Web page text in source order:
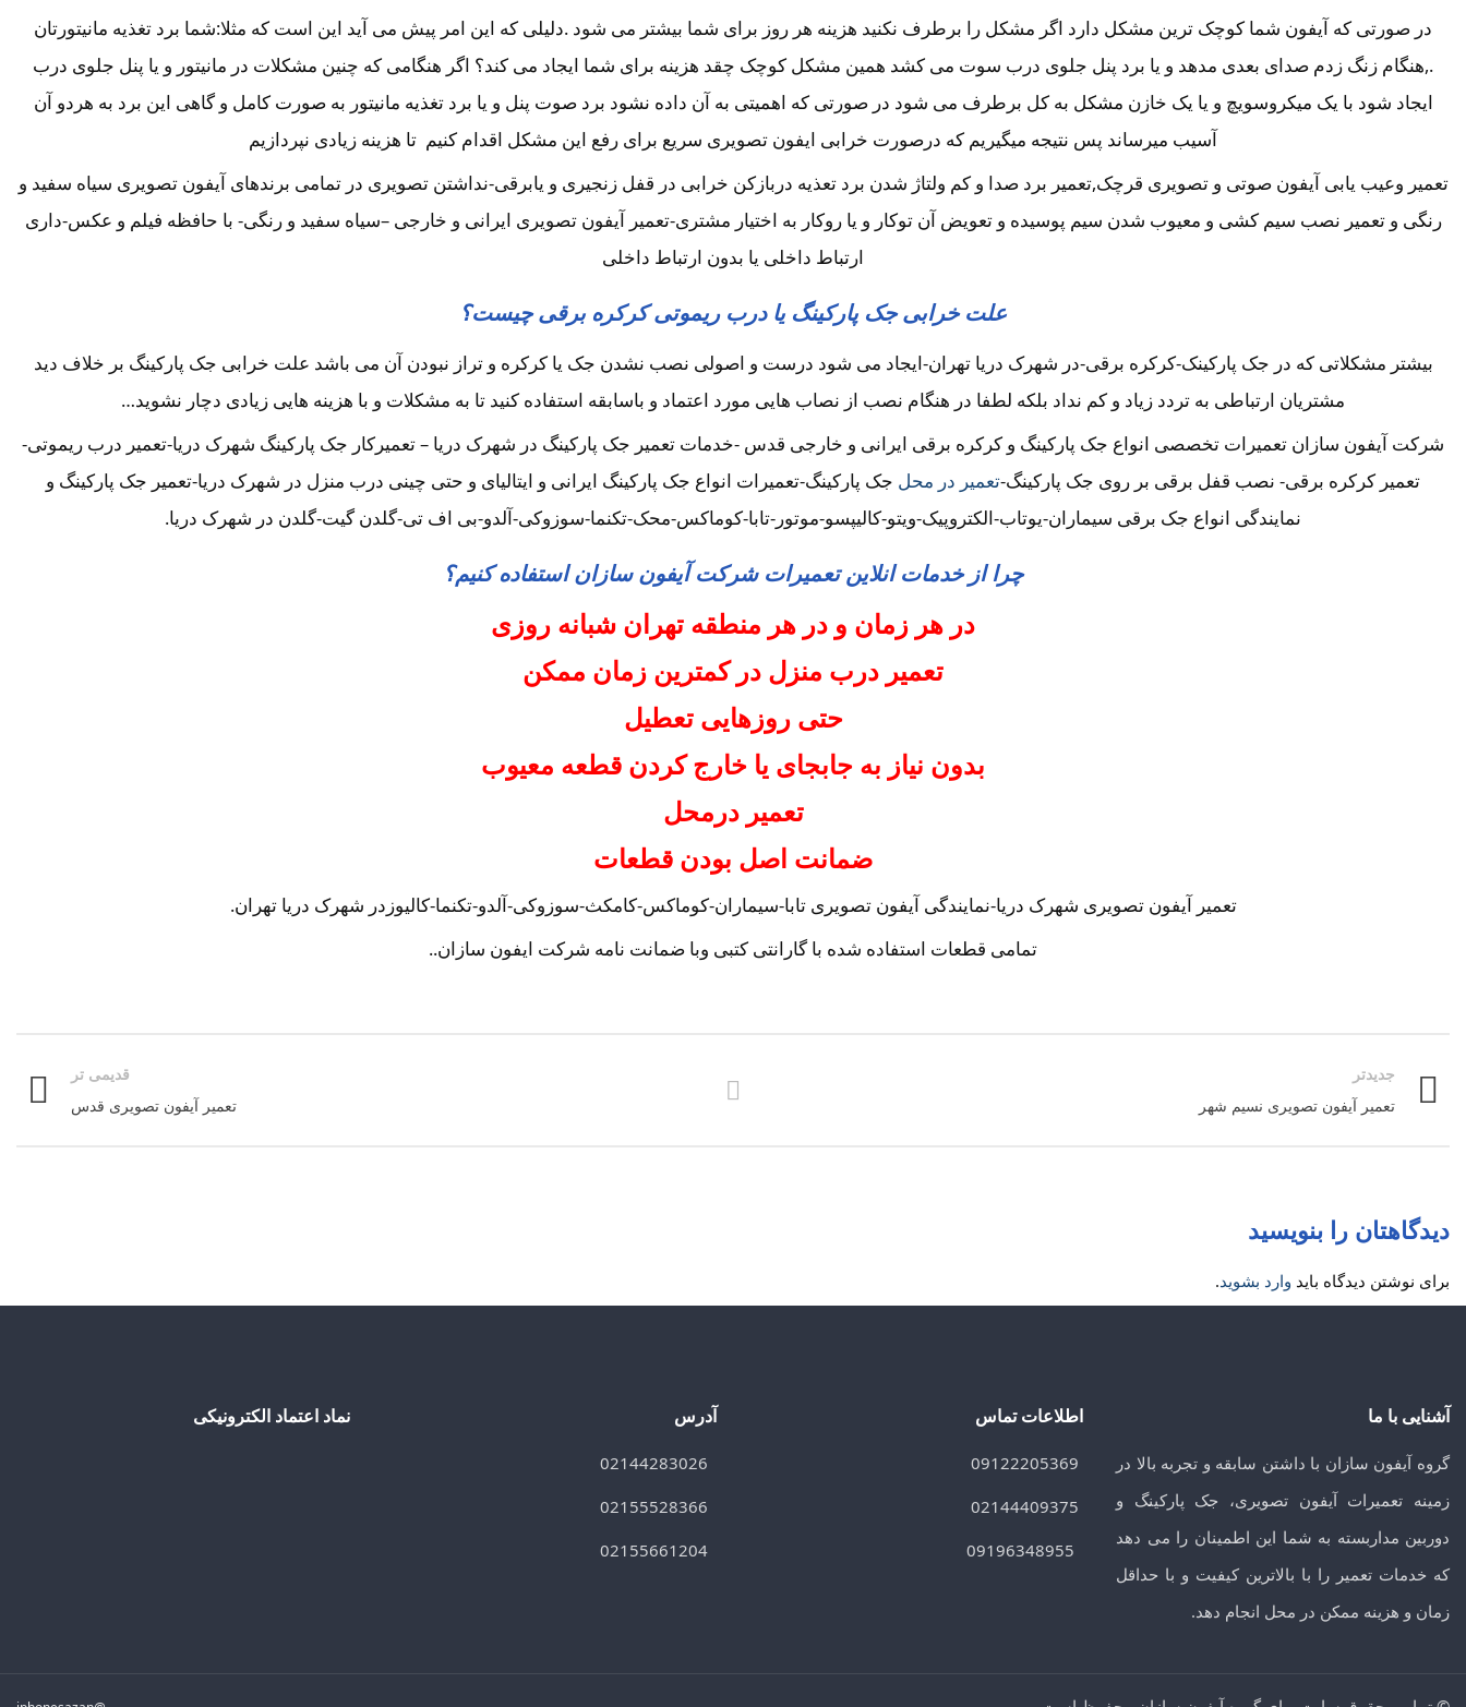
در صورتی که آیفون شما کوچک ترین مشکل دارد اگر مشکل را برطرف نکنید هزینه هر روز برای شما بیشتر می شود .دلیلی که این امر پیش می آید این است که مثلا:شما برد تغذیه مانیتورتان
.,هنگام زنگ زدم صدای بعدی مدهد و یا برد پنل جلوی درب سوت می کشد همین مشکل کوچک چقد هزینه برای شما ایجاد می کند؟ اگر هنگامی که چنین مشکلات در مانیتور و یا پنل جلوی درب
ایجاد شود با یک میکروسویچ و یا یک خازن مشکل به کل برطرف می شود در صورتی که اهمیتی به آن داده نشود برد صوت پنل و یا برد تغذیه مانیتور به صورت کامل و گاهی این برد به هردو آن
آسیب میرساند پس نتیجه میگیریم که درصورت خرابی ایفون تصویری سریع برای رفع این مشکل اقدام کنیم تا هزینه زیادی نپردازیم
تعمیر وعیب یابی آیفون صوتی و تصویری قرچک,تعمیر برد صدا و کم ولتاژ شدن برد تعذیه دربازکن خرابی در قفل زنجیری و یابرقی-نداشتن تصویری در تمامی برندهای آیفون تصویری سیاه سفید و
رنگی و تعمیر نصب سیم کشی و معیوب شدن سیم پوسیده و تعویض آن توکار و یا روکار به اختیار مشتری-تعمیر آیفون تصویری ایرانی و خارجی –سیاه سفید و رنگی- با حافظه فیلم و عکس-داری
ارتباط داخلی یا بدون ارتباط داخلی
علت خرابی جک پارکینگ یا درب ریموتی کرکره برقی چیست؟
بیشتر مشکلاتی که در جک پارکینک-کرکره برقی-در شهرک دریا تهران-ایجاد می شود درست و اصولی نصب نشدن جک یا کرکره و تراز نبودن آن می باشد علت خرابی جک پارکینگ بر خلاف دید
مشتریان ارتباطی به تردد زیاد و کم نداد بلکه لطفا در هنگام نصب از نصاب هایی مورد اعتماد و باسابقه استفاده کنید تا به مشکلات و با هزینه هایی زیادی دچار نشوید…
شرکت آیفون سازان تعمیرات تخصصی انواع جک پارکینگ و کرکره برقی ایرانی و خارجی قدس -خدمات تعمیر جک پارکینگ در شهرک دریا – تعمیرکار جک پارکینگ شهرک دریا-تعمیر درب ریموتی-
تعمیر کرکره برقی- نصب قفل برقی بر روی جک پارکینگ-تعمیر در محل جک پارکینگ-تعمیرات انواع جک پارکینگ ایرانی و ایتالیای و حتی چینی درب منزل در شهرک دریا-تعمیر جک پارکینگ و
نمایندگی انواع جک برقی سیماران-یوتاب-الکتروپیک-ویتو-کالیپسو-موتور-تابا-کوماکس-محک-تکنما-سوزوکی-آلدو-بی اف تی-گلدن گیت-گلدن در شهرک دریا.
چرا از خدمات انلاین تعمیرات شرکت آیفون سازان استفاده کنیم؟
در هر زمان و در هر منطقه تهران شبانه روزی
تعمیر درب منزل در کمترین زمان ممکن
حتی روزهایی تعطیل
بدون نیاز به جابجای یا خارج کردن قطعه معیوب
تعمیر درمحل
ضمانت اصل بودن قطعات
تعمیر آیفون تصویری شهرک دریا-نمایندگی آیفون تصویری تابا-سیماران-کوماکس-کامکث-سوزوکی-آلدو-تکنما-کالیوزدر شهرک دریا تهران.
تمامی قطعات استفاده شده با گارانتی کتبی وبا ضمانت نامه شرکت ایفون سازان..
جدیدتر
تعمیر آیفون تصویری نسیم شهر
قدیمی تر
تعمیر آیفون تصویری قدس
دیدگاهتان را بنویسید
برای نوشتن دیدگاه باید وارد بشوید.
آشنایی با ما
گروه آیفون سازان با داشتن سابقه و تجربه بالا در
زمینه تعمیرات آیفون تصویری، جک پارکینگ و
دوربین مداربسته به شما این اطمینان را می دهد
که خدمات تعمیر را با بالاترین کیفیت و با حداقل
زمان و هزینه ممکن در محل انجام دهد.
اطلاعات تماس آدرس نماد اعتماد الکترونیکی